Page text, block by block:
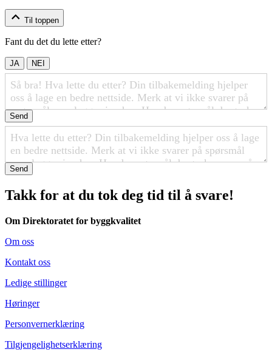
Til toppen
Fant du det du lette etter?
JA NEI
Send
Send
Takk for at du tok deg tid til å svare!
Om Direktoratet for byggkvalitet
Om oss
Kontakt oss
Ledige stillinger
Høringer
Personvernerklæring
Tilgjengelighetserklæring